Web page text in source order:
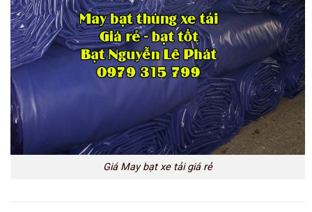
Giá May bạt xe tải giá rẻ